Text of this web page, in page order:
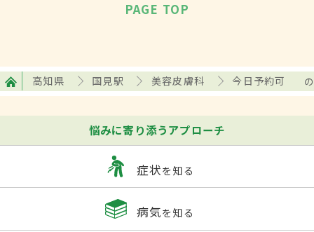
PAGE TOP
高知県 国見駅 美容皮膚科 今日予約可
悩みに寄り添うアプローチ
症状を知る
病気を知る